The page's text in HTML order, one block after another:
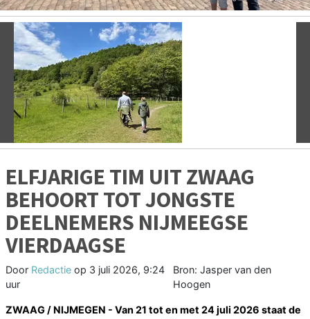
Vorige
ELFJARIGE TIM UIT ZWAAG
BEHOORT TOT JONGSTE
DEELNEMERS NIJMEEGSE
VIERDAAGSE
Door Redactie op 3 juli 2026, 9:24
uur
Bron: Jasper van den
Hoogen
ZWAAG / NIJMEGEN - Van 21 tot en met 24 juli 2026 staat de